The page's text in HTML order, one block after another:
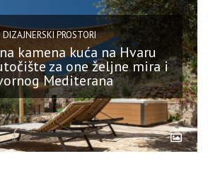
DIZAJNERSKI PROSTORI
kamena kuća na Hvaru
za one željne mira i
Mediterana